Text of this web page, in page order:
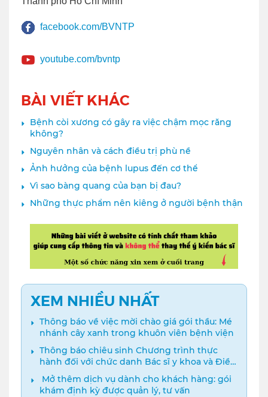
facebook.com/BVNTP
youtube.com/bvntp
BÀI VIẾT KHÁC
Bệnh còi xương có gây ra việc chậm mọc răng
không?
Nguyên nhân và cách điều trị phù nề
Ảnh hưởng của bệnh lupus đến cơ thể
Vì sao bàng quang của bạn bị đau?
Những thực phẩm nên kiêng ở người bệnh thận
XEM NHIỀU NHẤT
Thông báo về việc mời chào giá gói thầu: Mé
nhánh cây xanh trong khuôn viên bệnh viện
Thông báo chiêu sinh Chương trình thực
hành đối với chức danh Bác sĩ y khoa và Điều
dưỡng năm 2024
️ Mở thêm dịch vụ dành cho khách hàng: gói
khám định kỳ được quản lý, tư vấn